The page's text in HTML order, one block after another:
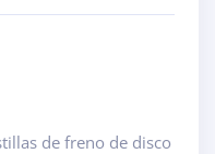
de freno de disco